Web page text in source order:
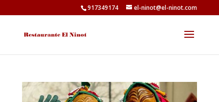
917349174 el-ninot@el-ninot.com